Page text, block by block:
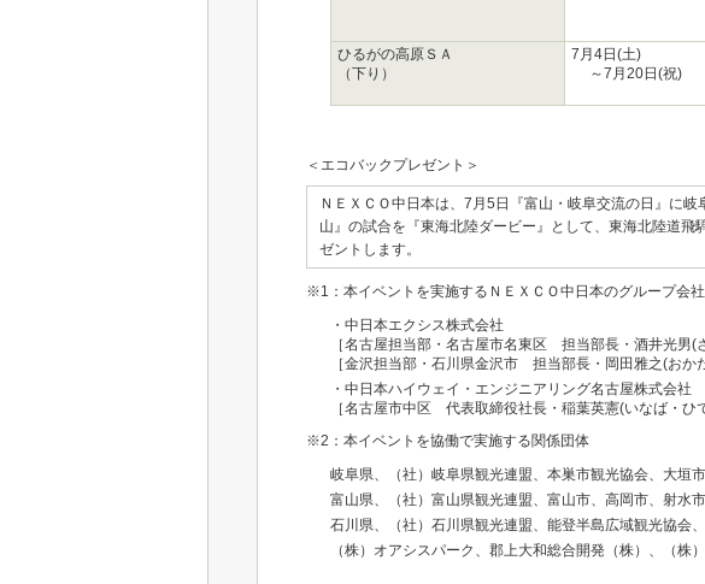
ひるがの高原ＳＡ
（下り）
7月4日(土)
～7月20日(祝)
＜エコバックプレゼント＞
ＮＥＸＣＯ中日本は、7月5日『富山・岐阜交流の日』
山』の試合を『東海北陸ダービー』として、東海北陸道
ゼントします。
※1：本イベントを実施するＮＥＸＣＯ中日本のグループ会社
・中日本エクシス株式会社
［名古屋担当部・名古屋市名東区 担当部長・酒井光男(
［金沢担当部・石川県金沢市 担当部長・岡田雅之(おか
・中日本ハイウェイ・エンジニアリング名古屋株式会社
［名古屋市中区 代表取締役社長・稲葉英憲(いなば・ひ
※2：本イベントを協働で実施する関係団体
岐阜県、（社）岐阜県観光連盟、本巣市観光協会、大垣
富山県、（社）富山県観光連盟、富山市、高岡市、射水
石川県、（社）石川県観光連盟、能登半島広域観光協会
（株）オアシスパーク、郡上大和総合開発（株）、（株